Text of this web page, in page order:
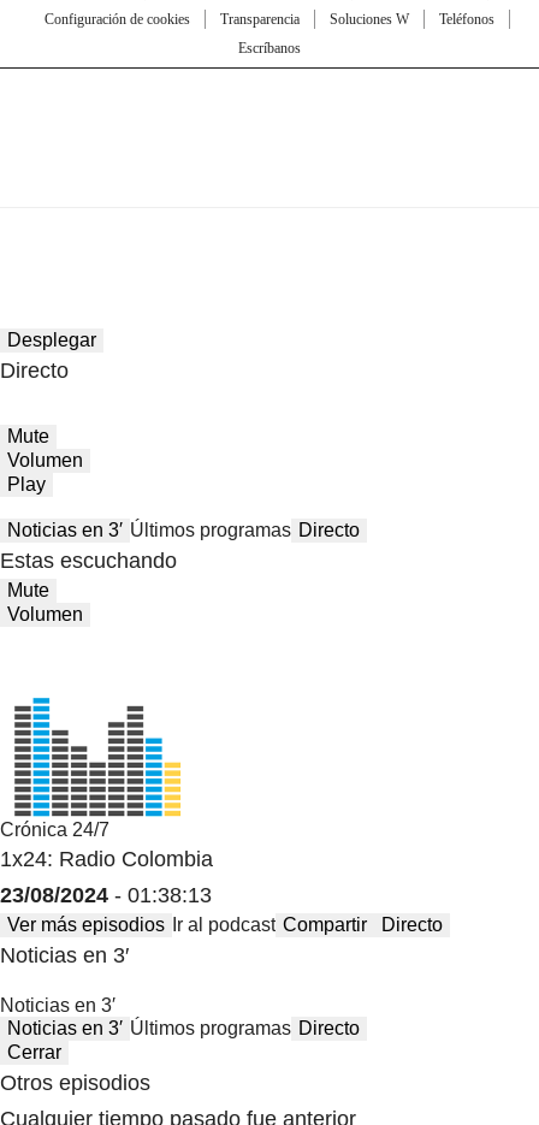
Configuración de cookies
Transparencia Soluciones W
Teléfonos
Escríbanos
Desplegar
Directo
Mute
Volumen
Play
Noticias en 3′ Últimos programas Directo
Estas escuchando
Mute
Volumen
Crónica 24/7
1x24: Radio Colombia
23/08/2024 - 01:38:13
Ver más episodios Ir al podcast Compartir Directo
Noticias en 3′
Noticias en 3′
Noticias en 3′ Últimos programas Directo
Cerrar
Otros episodios
Cualquier tiempo pasado fue anterior